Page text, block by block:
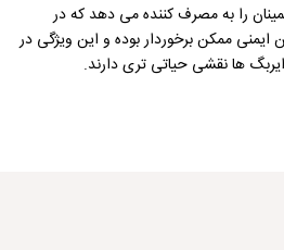
را به مصرف كننده می دهد كه در
ایمنی ممكن برخوردار بوده و این ویژگی در
ها نقشی حیاتی تری دارند.